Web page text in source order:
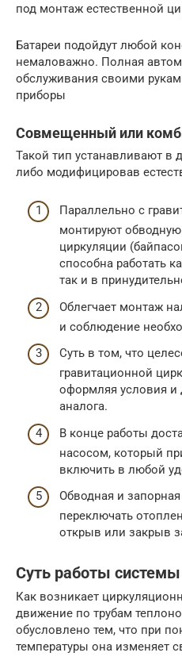
под монтаж естественной
Батареи подойдут любой
немаловажно. Полная
обслуживания своими
приборы
Совмещенный или
Такой тип устанавливают в
либо модифицировав
Параллельно с
монтируют
циркуляции
способна работать
так и в
Облегчает монтаж
и соблюдение
Суть в том, что
гравитационной
оформляя условия и
аналога.
В конце работы
насосом, который
включить в любой
Обводная и
переключать
открыв или закрыв
Суть работы системы
Как возникает
движение по трубам
обусловлено тем, что при
температуры она изменяет